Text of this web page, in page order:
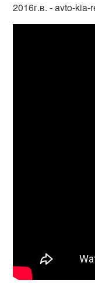
2016г.в. - avto-kia-